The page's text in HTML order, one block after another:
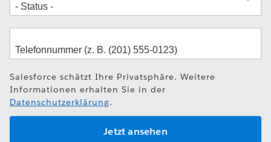
Salesforce schätzt Ihre Privatsphäre. Weitere
Informationen erhalten Sie in der
Datenschutzerklärung.